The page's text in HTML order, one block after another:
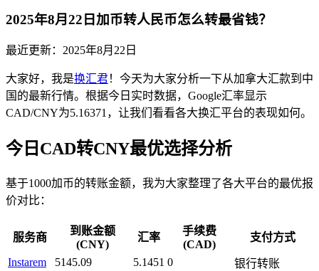
2025年8月22日加币转人民币怎么转最省钱？
最近更新： 2025年8月22日
大家好，我是换汇君！今天为大家分析一下从加拿大汇款到中
国的最新行情。根据今日实时数据，Google汇率显示
CAD/CNY为5.16371，让我们看看各大换汇平台的表现如何。
今日CAD转CNY最优选择分析
基于1000加币的转账金额，我为大家整理了各大平台的最优报
价对比：
服务商
到账金额
(CNY)
汇率
手续费
(CAD)
支付方式
Instarem 5145.09 5.1451 0
银行转账